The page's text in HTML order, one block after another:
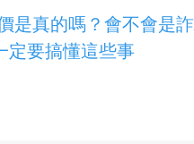
是真的嗎？會不會是
定要搞懂這些事